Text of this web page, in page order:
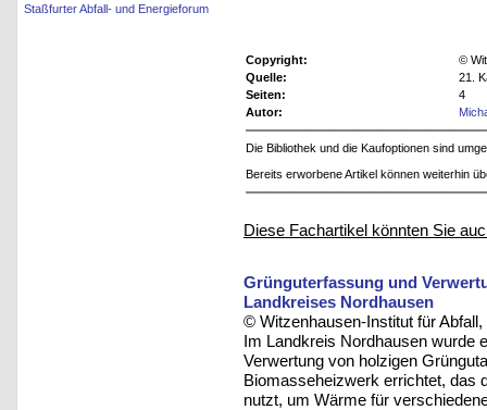
Staßfurter Abfall- und Energieforum
Copyright:
©
Quelle:
21.
Seiten:
4
Autor:
Die Bibliothek und die Kaufoptionen sind
Bereits erworbene Artikel können weiterhin
Diese Fachartikel könnten Sie
Grünguterfassung und
Landkreises Nordhausen
© Witzenhausen-Institut für
Im Landkreis Nordhausen wurde
Verwertung von holzigen
Biomasseheizwerk errichtet, das
nutzt, um Wärme für